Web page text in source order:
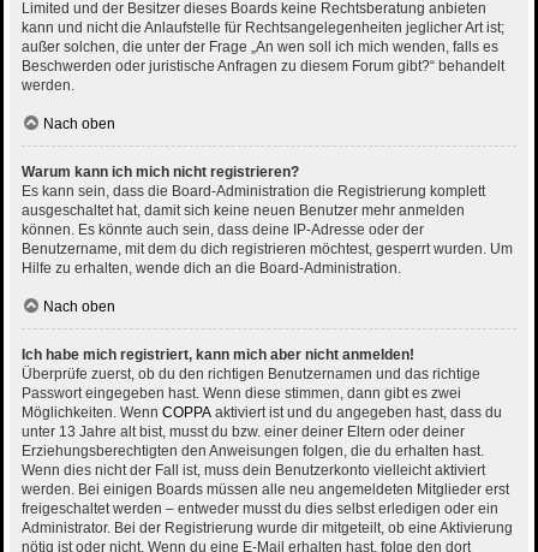
Limited und der Besitzer dieses Boards keine Rechtsberatung anbieten
kann und nicht die Anlaufstelle für Rechtsangelegenheiten jeglicher Art ist;
außer solchen, die unter der Frage „An wen soll ich mich wenden, falls es
Beschwerden oder juristische Anfragen zu diesem Forum gibt?“ behandelt
werden.
Nach oben
Warum kann ich mich nicht registrieren?
Es kann sein, dass die Board-Administration die Registrierung komplett
ausgeschaltet hat, damit sich keine neuen Benutzer mehr anmelden
können. Es könnte auch sein, dass deine IP-Adresse oder der
Benutzername, mit dem du dich registrieren möchtest, gesperrt wurden. Um
Hilfe zu erhalten, wende dich an die Board-Administration.
Nach oben
Ich habe mich registriert, kann mich aber nicht anmelden!
Überprüfe zuerst, ob du den richtigen Benutzernamen und das richtige
Passwort eingegeben hast. Wenn diese stimmen, dann gibt es zwei
Möglichkeiten. Wenn COPPA aktiviert ist und du angegeben hast, dass du
unter 13 Jahre alt bist, musst du bzw. einer deiner Eltern oder deiner
Erziehungsberechtigten den Anweisungen folgen, die du erhalten hast.
Wenn dies nicht der Fall ist, muss dein Benutzerkonto vielleicht aktiviert
werden. Bei einigen Boards müssen alle neu angemeldeten Mitglieder erst
freigeschaltet werden – entweder musst du dies selbst erledigen oder ein
Administrator. Bei der Registrierung wurde dir mitgeteilt, ob eine Aktivierung
nötig ist oder nicht. Wenn du eine E-Mail erhalten hast, folge den dort